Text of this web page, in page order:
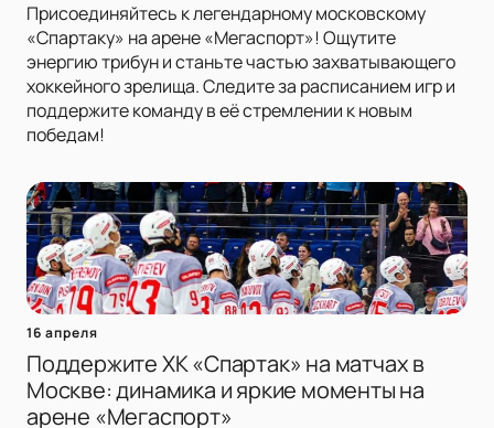
Присоединяйтесь к легендарному московскому
«Спартаку» на арене «Мегаспорт»! Ощутите
энергию трибун и станьте частью захватывающего
хоккейного зрелища. Следите за расписанием игр и
поддержите команду в её стремлении к новым
победам!
16 апреля
Поддержите ХК «Спартак» на матчах в
Москве: динамика и яркие моменты на
арене «Мегаспорт»